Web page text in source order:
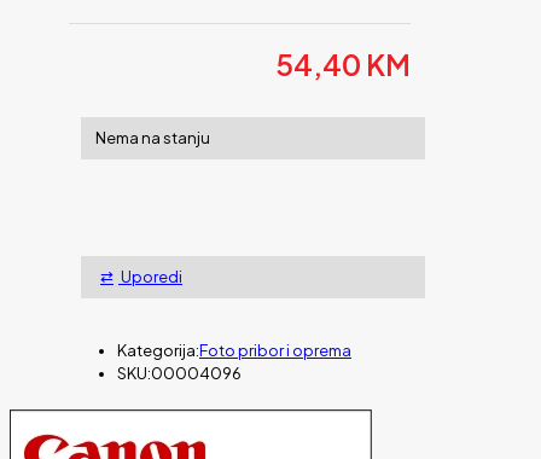
54,40 KM
Nema na stanju
Uporedi
Kategorija:Foto pribor i oprema
SKU:00004096